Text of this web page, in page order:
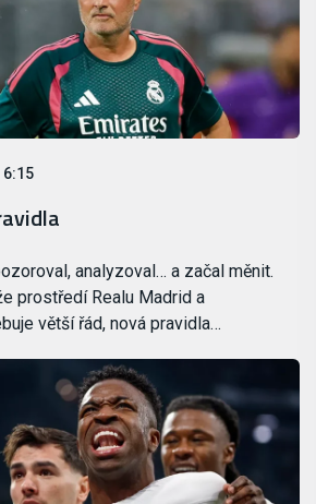
6:15
analyzoval… a začal měnit.
prostředí Realu Madrid a
větší řád, nová pravidla…